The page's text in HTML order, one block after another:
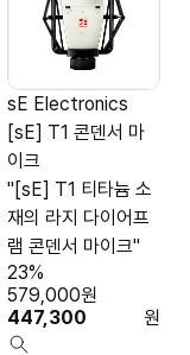
sE Electronics
[sE] T1 콘덴서 마
이크
"[sE] T1 티타늄 소
재의 라지 다이어프
램 콘덴서 마이크"
447,300 원
579,000원
23%